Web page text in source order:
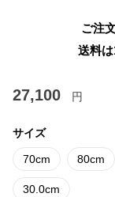
ご注
送料
27,100 円
サイズ
70cm 80cm
30.0cm